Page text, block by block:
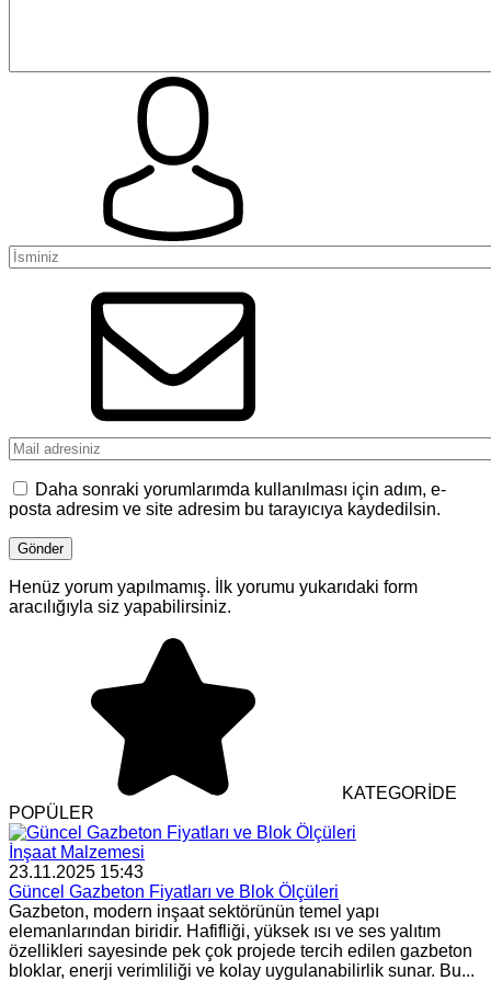
Daha sonraki yorumlarımda kullanılması için adım, e-
posta adresim ve site adresim bu tarayıcıya kaydedilsin.
Henüz yorum yapılmamış. İlk yorumu yukarıdaki form
aracılığıyla siz yapabilirsiniz.
KATEGORİDE
POPÜLER
İnşaat Malzemesi
23.11.2025 15:43
Güncel Gazbeton Fiyatları ve Blok Ölçüleri
Gazbeton, modern inşaat sektörünün temel yapı
elemanlarından biridir. Hafifliği, yüksek ısı ve ses yalıtım
özellikleri sayesinde pek çok projede tercih edilen gazbeton
bloklar, enerji verimliliği ve kolay uygulanabilirlik sunar. Bu...